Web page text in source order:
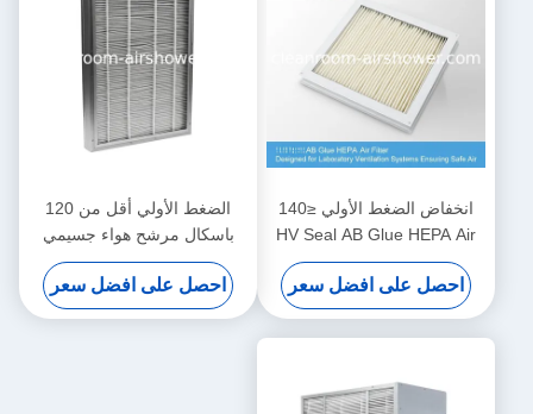
انخفاض الضغط الأولي ≤140
HV Seal AB Glue HEPA Air
Filter مصممة لأنظمة التهوية
المختبرية التي تضمن الهواء
الآمن
احصل على افضل سعر
الضغط الأولي أقل من 120
باسكال مرشح هواء جسيمي
1220 610 150 مم أحجام
مخصصة لترشيح هواء المرافق
الطبية
احصل على افضل سعر